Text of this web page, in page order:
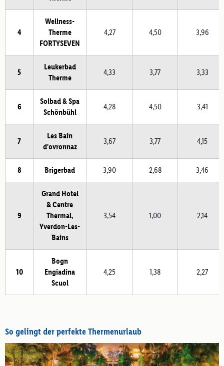
4
Wellness-
Therme
FORTYSEVEN
4,27 4,50 3,96
5
Leukerbad
Therme
4,33 3,77 3,33
6
Solbad & Spa
Schönbühl
4,28 4,50 3,41
7
Les Bain
d'ovronnaz
3,67 3,77 4,15
8 Brigerbad 3,90 2,68 3,46
9
Grand Hotel
& Centre
Thermal,
Yverdon-Les-
Bains
3,54 1,00 2,14
10
Bogn
Engiadina
Scuol
4,25 1,38 2,27
So gelingt der perfekte Thermenurlaub